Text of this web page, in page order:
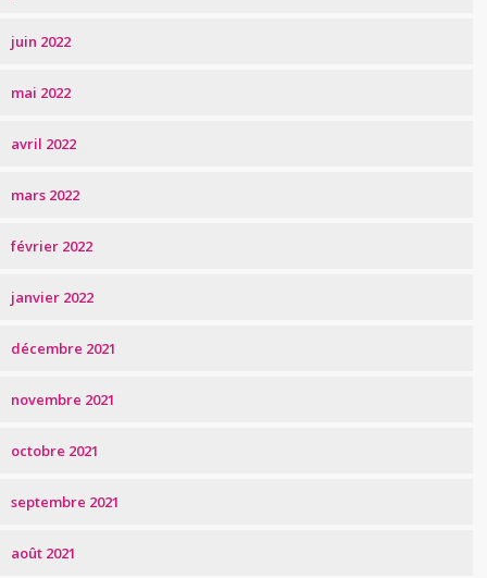
juin 2022
mai 2022
avril 2022
mars 2022
février 2022
janvier 2022
décembre 2021
novembre 2021
octobre 2021
septembre 2021
août 2021